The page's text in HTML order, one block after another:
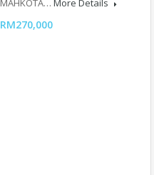
MAHKOTA… More Details
RM270,000